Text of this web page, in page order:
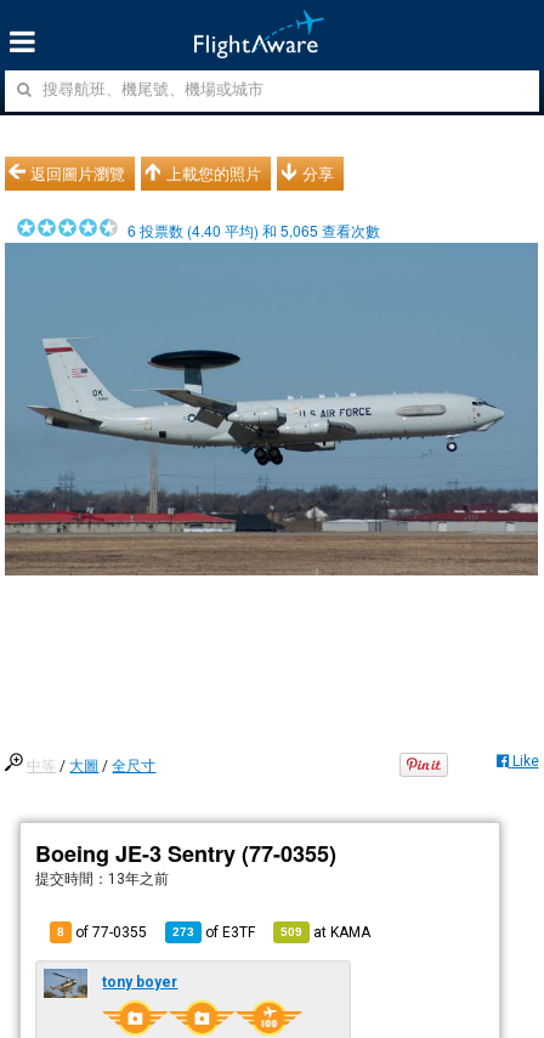
返回圖片瀏覽 上載您的照片 分享
6 投票数 (4.40 平均) 和5,065 查看次數
中等 /大圖 /全尺寸 Like
Boeing JE-3 Sentry (77-0355)
提交時間： 13年之前
8 of 77-0355 273 ofE3TF 509 atKAMA
tony boyer